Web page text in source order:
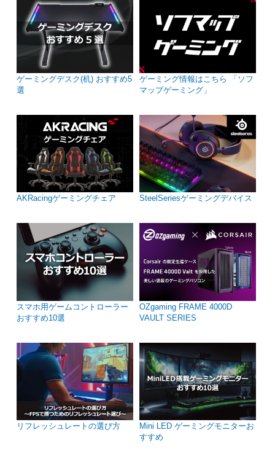
ゲーミングデスク(机) おすすめ5
選
ゲーミング情報はこちら 「ソフ
マップゲーミング」
AKRacingゲーミングチェア SteelSeriesゲーミングデバイス
スマホ用ゲームコントローラー
おすすめ10選
OZgaming FRAME 4000D
VAULT SERIES
リフレッシュレートの選び方
Mini LED ゲーミングモニターお
すすめ